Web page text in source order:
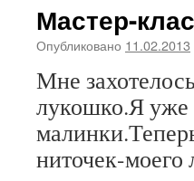
Мастер-
Опубликовано 11.02.2013
Мне
лукошко.Я уже
ниточек-